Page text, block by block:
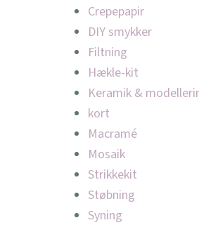
Crepepapir
DIY smykker
Filtning
Hækle-kit
Keramik &
kort
Macramé
Mosaik
Strikkekit
Støbning
Syning